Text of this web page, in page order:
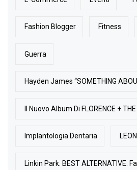
Fashion Blogger Fitness
Guerra
Hayden James “SOMETHING
Il Nuovo Album Di FLORENCE +
Implantologia Dentaria
Linkin Park. BEST ALTERNATIVE: